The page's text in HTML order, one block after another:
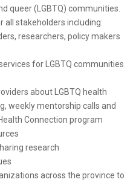
queer (LGBTQ) communities.
all stakeholders including:
researchers, policy makers
for LGBTQ communities
about LGBTQ health
weekly mentorship calls and
Connection program
research
across the province to